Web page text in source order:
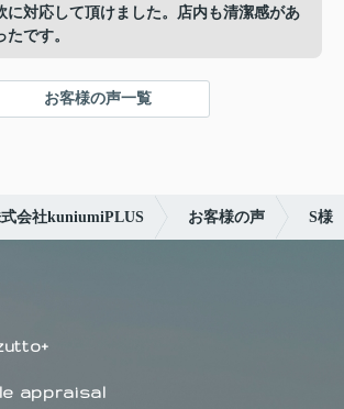
に対応して頂けました。店内も清潔感があ
たです。
お客様の声一覧
会社kuniumiPLUS お客様の声 S様
appraisal